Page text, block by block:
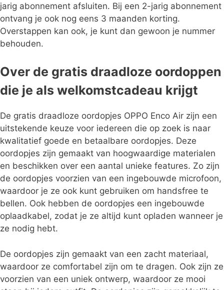
jarig abonnement afsluiten. Bij een 2-jarig abonnement
ontvang je ook nog eens 3 maanden korting.
Overstappen kan ook, je kunt dan gewoon je nummer
behouden.
Over de gratis draadloze oordoppen
die je als welkomstcadeau krijgt
De gratis draadloze oordopjes OPPO Enco Air zijn een
uitstekende keuze voor iedereen die op zoek is naar
kwalitatief goede en betaalbare oordopjes. Deze
oordopjes zijn gemaakt van hoogwaardige materialen
en beschikken over een aantal unieke features. Zo zijn
de oordopjes voorzien van een ingebouwde microfoon,
waardoor je ze ook kunt gebruiken om handsfree te
bellen. Ook hebben de oordopjes een ingebouwde
oplaadkabel, zodat je ze altijd kunt opladen wanneer je
ze nodig hebt.
De oordopjes zijn gemaakt van een zacht materiaal,
waardoor ze comfortabel zijn om te dragen. Ook zijn ze
voorzien van een uniek ontwerp, waardoor ze mooi